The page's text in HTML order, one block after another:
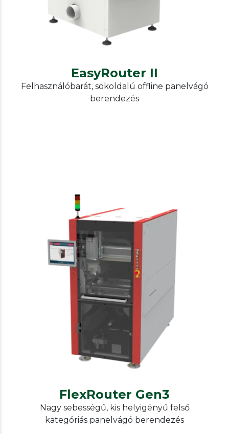
EasyRouter II
Felhasználóbarát, sokoldalú offline panelvágó
berendezés
IPTE
Panel cutting, cutting into pieces
FlexRouter Gen3
FlexRouter Gen3
Nagy sebességű, kis helyigényű felső
kategóriás panelvágó berendezés